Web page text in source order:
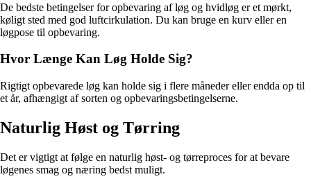
De bedste betingelser for opbevaring af løg og hvidløg er et mørkt,
køligt sted med god luftcirkulation. Du kan bruge en kurv eller en
løgpose til opbevaring.
Hvor Længe Kan Løg Holde Sig?
Rigtigt opbevarede løg kan holde sig i flere måneder eller endda op til
et år, afhængigt af sorten og opbevaringsbetingelserne.
Naturlig Høst og Tørring
Det er vigtigt at følge en naturlig høst- og tørreproces for at bevare
løgenes smag og næring bedst muligt.